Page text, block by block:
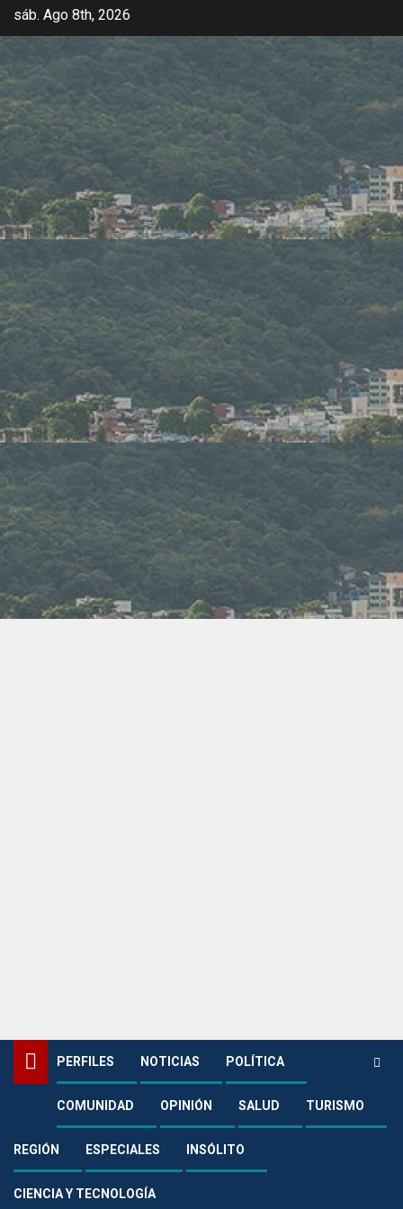
sáb. Ago 8th, 2026
PERFILES NOTICIAS POLÍTICA
COMUNIDAD OPINIÓN SALUD TURISMO
REGIÓN ESPECIALES INSÓLITO
CIENCIA Y TECNOLOGÍA
Política
¡Baquero paga los errores Harman y enfrenta la peor crisis de agua en
Villavicencio!
Política